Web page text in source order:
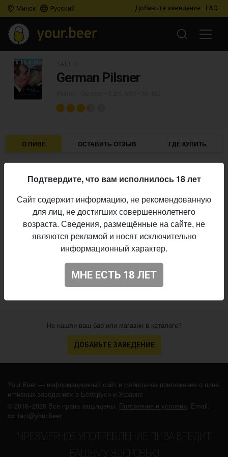
Минск Русский Добавьте заведение FAQ
German Pilsner
О ПИВЕ ОСТАВИТЬ ОТЗЫВ ГДЕ КУПИТЬ
Pilsner - German
Плотность:
12,5%
Алкоголь:
5,2%
Горечь:
30 IBU
Начало
02.04.2019
3.306
Не нашли ваш бар или магазин в каталоге?
ДОБАВЬТЕ ЗАВЕДЕНИЕ
Your.Beer — информационный сайт и мобильное приложение о пиве
и пивных заведениях в Беларуси и Украине
© 2016–2026 Все права защищены. Положения и условия . Email:
contact@your.beer
ЧРЕЗМЕРНОЕ УПОТРЕБЛЕНИЕ ПИВА ВРЕДИТ
ВАШЕМУ ЗДОРОВЬЮ
Подтвердите, что вам исполнилось 18 лет
Сайт содержит информацию, не рекомендованную
для лиц, не достигших совершеннолетнего
возраста. Сведения, размещённые на сайте, не
являются рекламой и носят исключительно
информационный характер.
МНЕ ЕСТЬ 18 ЛЕТ